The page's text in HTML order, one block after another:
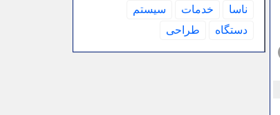
ناسا
خدمات
سیستم
دستگاه
طراحی